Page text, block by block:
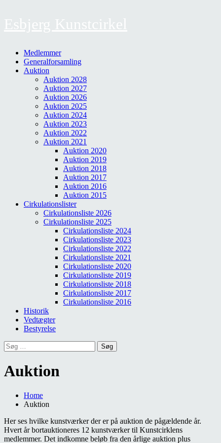
Esbjerg Kunstcirkel
Medlemmer
Generalforsamling
Auktion
Auktion 2028
Auktion 2027
Auktion 2026
Auktion 2025
Auktion 2024
Auktion 2023
Auktion 2022
Auktion 2021
Auktion 2020
Auktion 2019
Auktion 2018
Auktion 2017
Auktion 2016
Auktion 2015
Cirkulationslister
Cirkulationsliste 2026
Cirkulationsliste 2025
Cirkulationsliste 2024
Cirkulationsliste 2023
Cirkulationsliste 2022
Cirkulationsliste 2021
Cirkulationsliste 2020
Cirkulationsliste 2019
Cirkulationsliste 2018
Cirkulationsliste 2017
Cirkulationsliste 2016
Historik
Vedtægter
Bestyrelse
Søg
efter:
Auktion
Home
Auktion
Her ses hvilke kunstværker der er på auktion de pågældende år.
Hvert år bortauktioneres 12 kunstværker til Kunstcirklens
medlemmer. Det indkomne beløb fra den årlige auktion plus